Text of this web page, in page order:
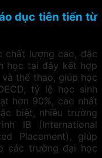
dục tiên tiến từ
chất lượng cao, đặc
học tại đây kết hợp
thể thao, giúp học
tỷ lệ học sinh
hơn 90%, cao nhất
biệt, nhiều trường
IB (International
Placement), giúp
các trường đại học